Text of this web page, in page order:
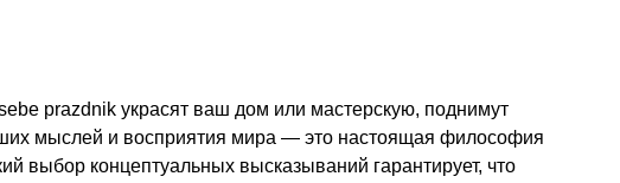
prazdnik украсят ваш дом или мастерскую, поднимут
мыслей и восприятия мира — это настоящая философия
выбор концептуальных высказываний гарантирует, что